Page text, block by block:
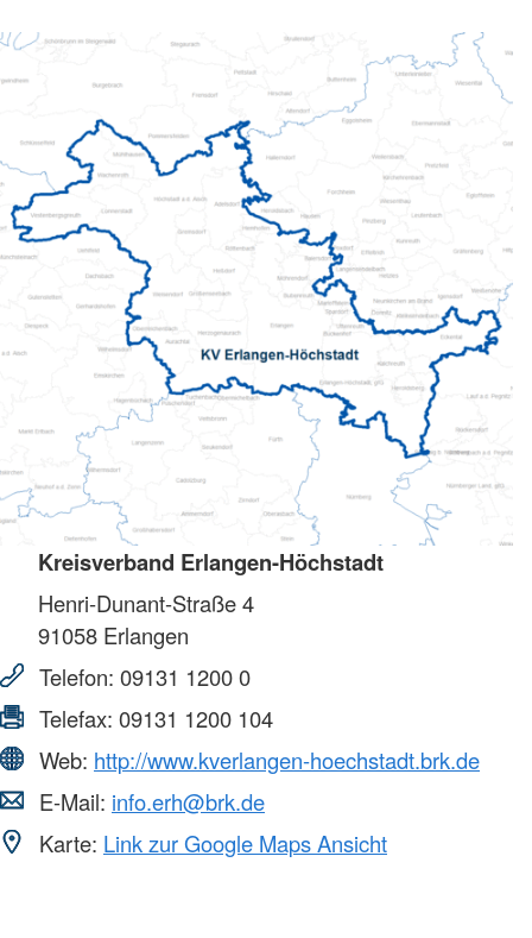
Kreisverband Erlangen-Höchstadt
Henri-Dunant-Straße 4
91058 Erlangen
Telefon: 09131 1200 0
Telefax: 09131 1200 104
Web: http://www.kverlangen-hoechstadt.brk.de
E-Mail: info.erh@brk.de
Karte: Link zur Google Maps Ansicht